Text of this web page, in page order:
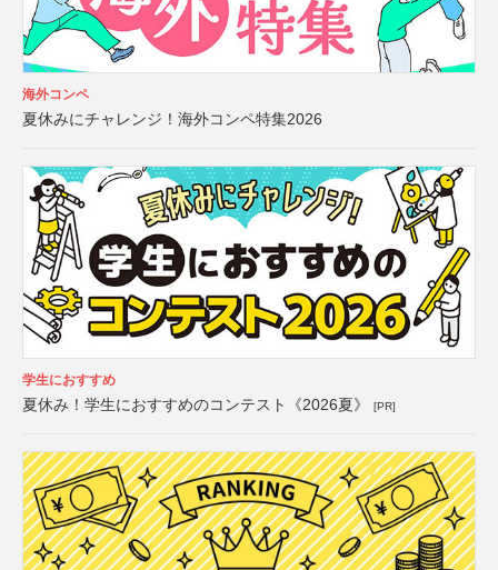
海外コンペ
夏休みにチャレンジ！海外コンペ特集2026
学生におすすめ
夏休み！学生におすすめのコンテスト《2026夏》 [PR]